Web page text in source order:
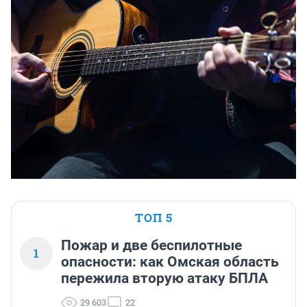
ТОП 5
1
Пожар и две беспилотные
опасности: как Омская область
пережила вторую атаку БПЛА
29 603 22